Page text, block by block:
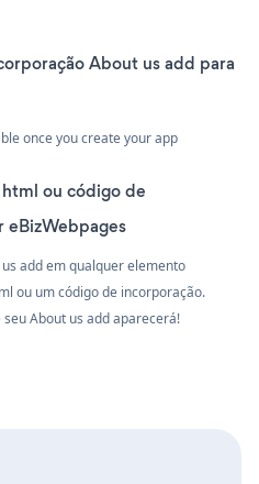
About us add para
once you create your app
ou código de
eBizWebpages
add em qualquer elemento
ou um código de incorporação.
About us add aparecerá!